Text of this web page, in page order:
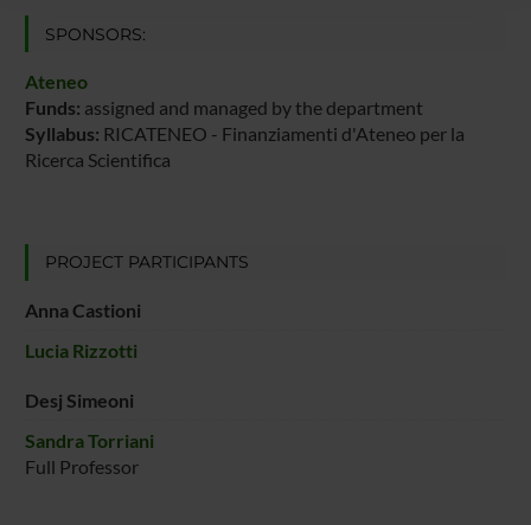
raccolto dal tuo utilizzo dei loro servizi.
SPONSORS:
Ateneo
Funds: assigned and managed by the department
Syllabus: RICATENEO - Finanziamenti d'Ateneo per la
Ricerca Scientifica
PROJECT PARTICIPANTS
Anna Castioni
Lucia Rizzotti
Desj Simeoni
Sandra Torriani
Full Professor